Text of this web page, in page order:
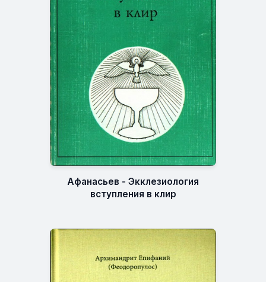
Афанасьев - Экклезиология
вступления в клир